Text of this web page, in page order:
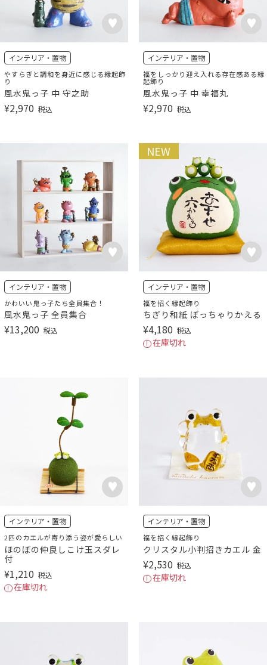
インテリア・置物
やすらぎと調和を身近に感じる縁起飾
り
風水鬼っ子 中 守之助
¥2,970 税込
インテリア・置物
福をしっかり迎え入れる存在感ある縁
起飾り
風水鬼っ子 中 幸福丸
¥2,970 税込
インテリア・置物
かわいい鬼っ子たち全員集合！
風水鬼っ子 全員集合
¥13,200 税込
NEW
インテリア・置物
福を招く縁起飾り
ちぎり和紙 ぽっちゃりかえる
¥4,180 税込
在庫切れ
インテリア・置物
2匹のカエルが寄り添う姿が愛らしい
ほのぼの仲良しこけ玉スダレ
付
¥1,210 税込
在庫切れ
インテリア・置物
福を招く縁起飾り
クリスタル小判招きカエル 金
¥2,530 税込
在庫切れ